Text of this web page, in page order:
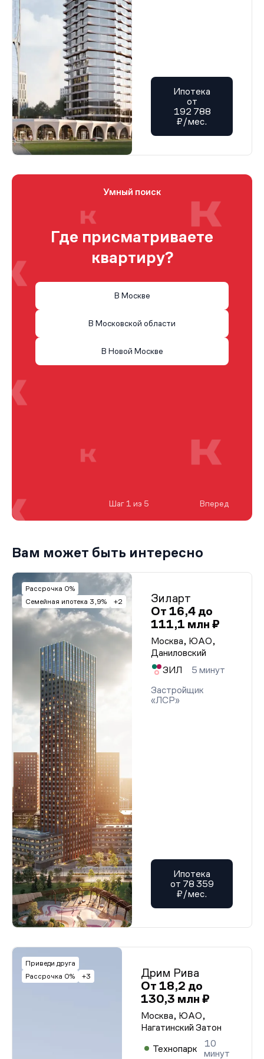
Ипотека
от
192 788
₽/мес.
Умный поиск
Где присматриваете
квартиру?
В Москве
В Московской области
В Новой Москве
Шаг 1 из 5 Вперед
Вам может быть интересно
Рассрочка 0%
Семейная ипотека 3,9%
+2
Зиларт
От 16,4 до
111,1 млн ₽
Москва, ЮАО,
Даниловский
ЗИЛ
5 минут
Застройщик
«ЛСР»
Ипотека
от 78 359
₽/мес.
Приведи друга
Рассрочка 0%
+3
Дрим Рива
От 18,2 до
130,3 млн ₽
Москва, ЮАО,
Нагатинский Затон
Технопарк
10
минут